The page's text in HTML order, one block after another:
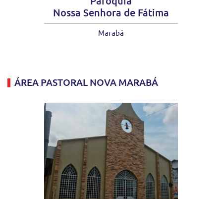
Nossa Senhora de Fátima
Marabá
ÁREA PASTORAL NOVA MARABÁ